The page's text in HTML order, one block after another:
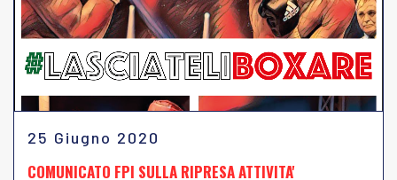
25 Giugno 2020
COMUNICATO FPI SULLA RIPRESA ATTIVITA'